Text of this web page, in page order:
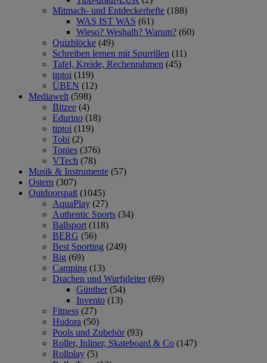
Mitmach- und Entdeckerhefte (188)
WAS IST WAS (61)
Wieso? Weshalb? Warum? (60)
Quizblöcke (49)
Schreiben lernen mit Spurrillen (11)
Tafel, Kreide, Rechenrahmen (45)
tiptoi (119)
ÜBEN (12)
Mediawelt (598)
Bitzee (4)
Edurino (18)
tiptoi (119)
Tobi (2)
Tonies (376)
VTech (78)
Musik & Instrumente (57)
Ostern (307)
Outdoorspaß (1045)
AquaPlay (27)
Authentic Sports (34)
Ballsport (118)
BERG (56)
Best Sporting (249)
Big (69)
Camping (13)
Drachen und Wurfgleiter (69)
Günther (54)
Invento (13)
Fitness (27)
Hudora (50)
Pools und Zubehör (93)
Roller, Inliner, Skateboard & Co (147)
Rollplay (5)